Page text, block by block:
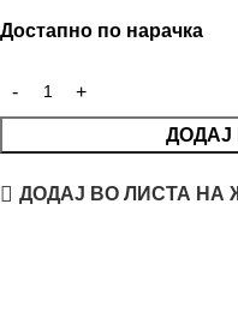
Достапно по нарачка
ДОДАЈ ВО ЛИСТА НА